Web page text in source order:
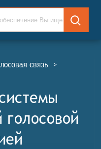
связь >
голосовой